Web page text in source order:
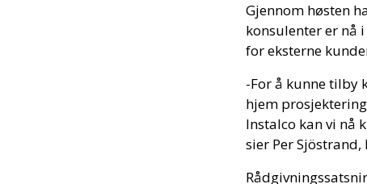
Gjennom høsten
konsulenter er nå
for eksterne
-For å kunne tilby
hjem
Instalco kan vi nå
sier Per